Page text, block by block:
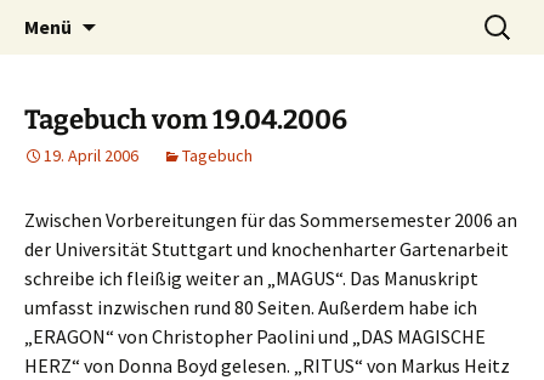
Timo Bader
Willkommen im Reich der Geschichten
Menü
Tagebuch vom 19.04.2006
19. April 2006 Tagebuch
Zwischen Vorbereitungen für das Sommersemester 2006 an
der Universität Stuttgart und knochenharter Gartenarbeit
schreibe ich fleißig weiter an „MAGUS“. Das Manuskript
umfasst inzwischen rund 80 Seiten. Außerdem habe ich
„ERAGON“ von Christopher Paolini und „DAS MAGISCHE
HERZ“ von Donna Boyd gelesen. „RITUS“ von Markus Heitz